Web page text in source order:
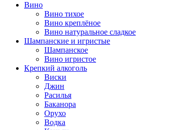
Вино
Вино тихое
Вино креплёное
Вино натуральное сладкое
Шампанские и игристые
Шампанское
Вино игристое
Крепкий алкоголь
Виски
Джин
Расилья
Баканора
Орухо
Водка